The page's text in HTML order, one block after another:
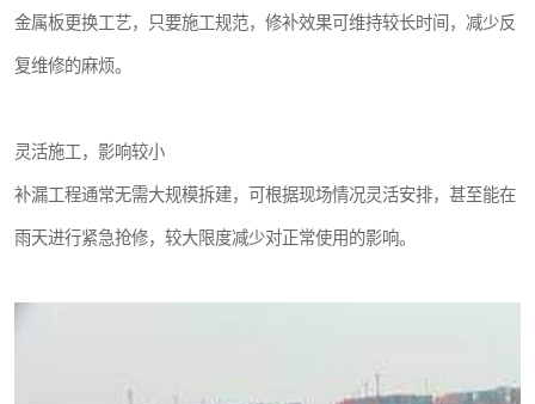
金属板更换工艺，只要施工规范，修补效果可维持较长时间，减少反
复维修的麻烦。
灵活施工，影响较小
补漏工程通常无需大规模拆建，可根据现场情况灵活安排，甚至能在
雨天进行紧急抢修，较大限度减少对正常使用的影响。